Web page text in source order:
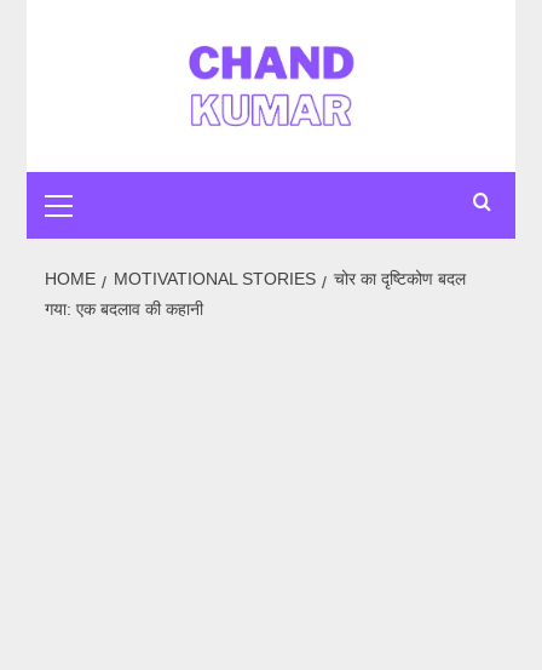
Menu
HOME MOTIVATIONAL STORIES
चोर का दृष्टिकोण बदल
गया: एक बदलाव की कहानी